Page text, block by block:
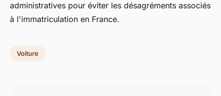
administratives pour éviter les désagréments associés
à l'immatriculation en France.
Voiture